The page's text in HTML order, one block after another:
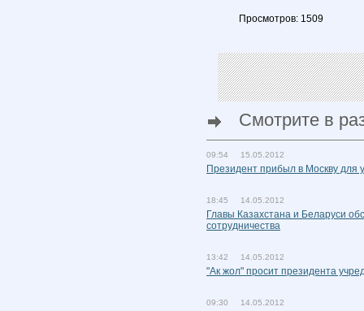
Просмотров: 1509
Смотрите в
09:54 15.05.2012
Президент прибыл в Москву для
18:45 14.05.2012
Главы Казахстана и Беларуси
сотрудничества
13:42 14.05.2012
"Ак жол" просит президента
09:30 14.05.2012